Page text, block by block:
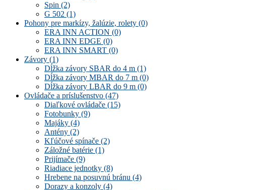
Spin (2)
G 502 (1)
Pohony pre markízy, žalúzie, rolety (0)
ERA INN ACTION (0)
ERA INN EDGE (0)
ERA INN SMART (0)
Závory (1)
Dĺžka závory SBAR do 4 m (1)
Dĺžka závory MBAR do 7 m (0)
Dĺžka závory LBAR do 9 m (0)
Ovládače a príslušenstvo (47)
Diaľkové ovládače (15)
Fotobunky (9)
Majáky (4)
Antény (2)
Kľúčové spínače (2)
Záložné batérie (1)
Prijímače (9)
Riadiace jednotky (8)
Hrebene na posuvnú bránu (4)
Dorazy a konzoly (4)